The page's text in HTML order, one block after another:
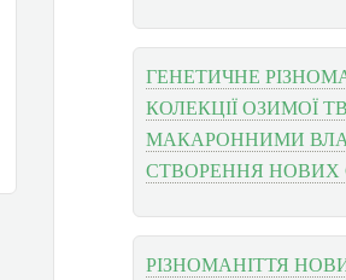
ГЕНЕТИЧНЕ
КОЛЕКЦІЇ ОЗИМОЇ
МАКАРОННИМИ
СТВОРЕННЯ НОВИХ
РІЗНОМАНІТТЯ